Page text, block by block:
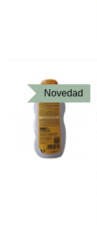
Novedad